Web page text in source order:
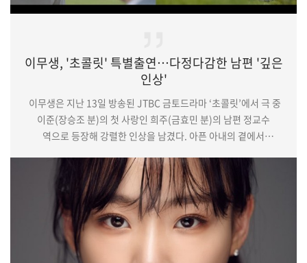
이무생, '초콜릿' 특별출연…다정다감한 남편 '깊은
인상'
이무생은 지난 13일 방송된 JTBC 금토드라마 ‘초콜릿’에서 극 중
이준(장승조 분)의 첫 사랑인 희주(금효민 분)의 남편 정교수
역으로 등장해 강렬한 인상을 남겼다. 아픈 아내의 곁에서
된 남자’와 MBC ‘봄밤’에서 눈도장을 찍은 이무생은 이어 tvN
‘60일, 지정생존자’와 ‘날 녹여주오’에서도 탄탄한 연기를
선보이며, 다채로운 캐릭터로 안방극장을 매료시켰다. 이렇듯
매력적인 비주얼과 연기력까지 겸비한 이무생. 특별출연에도
확실한 존재감을 입증…